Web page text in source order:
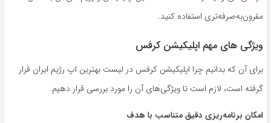
مقرون‌به‌صرفه‌تری استفاده کنید.
ویژگی‌ های مهم اپلیکیشن کرفس
برای آن که بدانیم چرا اپلیکیشن کرفس در لیست بهترین اپ رژیم ایران قرار
گرفته است، لازم است تا ویژگی‌های آن را مورد بررسی قرار دهیم.
امکان برنامه‌ریزی دقیق متناسب با هدف